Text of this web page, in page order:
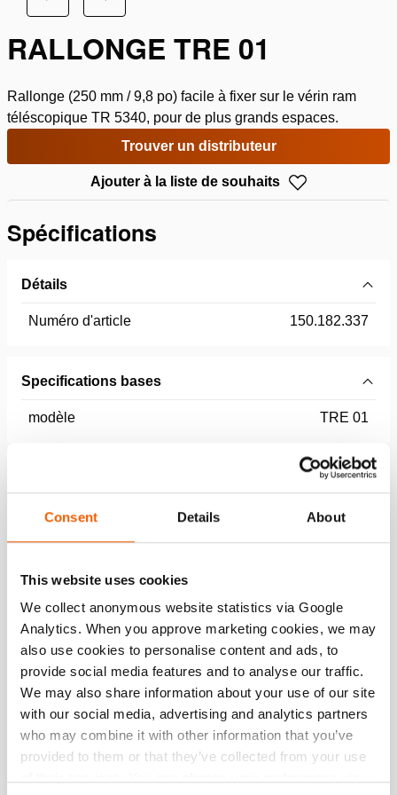
Consent Details About
This website uses cookies
We collect anonymous website statistics via Google
Analytics. When you approve marketing cookies, we may
also use cookies to personalise content and ads, to
provide social media features and to analyse our traffic.
We may also share information about your use of our site
with our social media, advertising and analytics partners
who may combine it with other information that you’ve
provided to them or that they’ve collected from your use
RALLONGE TRE 01
Rallonge (250 mm / 9,8 po) facile à fixer sur le vérin ram
téléscopique TR 5340, pour de plus grands espaces.
Trouver un distributeur
Ajouter à la liste de souhaits
Spécifications
Détails
Numéro d'article 150.182.337
Specifications bases
modèle TRE 01
Technical Drawing Extension Pipe TR
53*
JPG128.0 KB
Télécharger